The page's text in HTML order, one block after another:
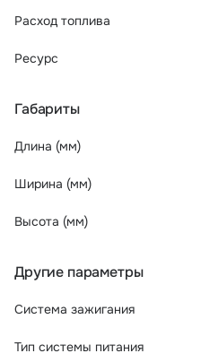
Расход топлива
Ресурс
Габариты
Длина (мм)
Ширина (мм)
Высота (мм)
Другие параметры
Система зажигания
Тип системы питания